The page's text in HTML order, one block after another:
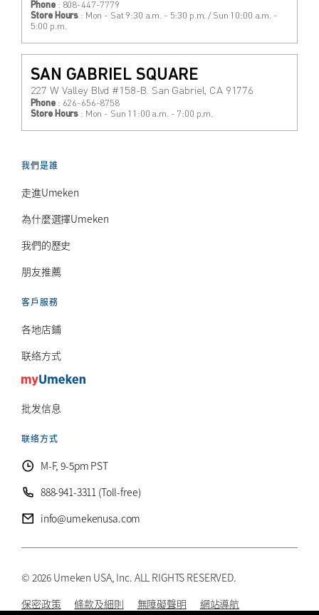
Phone: 808-447-7779
Store Hours : Mon - Sat 9:30 a.m. - 5:30 p.m. / Sun 10:00 a.m. -
5:00 p.m.
SAN GABRIEL SQUARE
227 W Valley Blvd #158-B. San Gabriel, CA 91776
Phone: 626-656-8758
Store Hours : Mon - Sun 11:00 a.m. - 7:00 p.m.
我們是誰
走進Umeken
為什麼選擇Umeken
我們的歷史
朋友推薦
客戶服務
各地店鋪
联络方式
批发信息
联络方式
M-F, 9-5pm PST
888-941-3311 (Toll-free)
info@umekenusa.com
© 2026 Umeken USA, Inc. ALL RIGHTS RESERVED.
保密政策
條款及細則 無障礙聲明 網站導航